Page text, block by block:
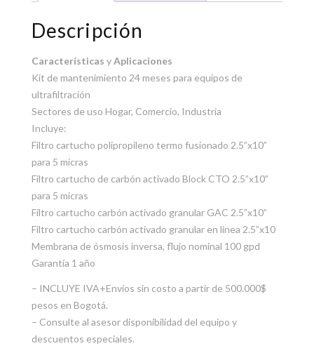
Descripción
Características yAplicaciones
Kit de mantenimiento 24 meses para equipos de
ultrafiltración
Sectores de uso Hogar, Comercio, Industria
Incluye:
Filtro cartucho polipropileno termo fusionado 2.5”x10”
para 5 micras
Filtro cartucho de carbón activado Block CTO 2.5”x10”
para 5 micras
Filtro cartucho carbón activado granular GAC 2.5”x10”
Filtro cartucho carbón activado granular en línea 2.5”x10
Membrana de ósmosis inversa, flujo nominal 100 gpd
Garantía 1 año
– INCLUYE IVA+Envíos sin costo a partir de 500.000$
pesos en Bogotá.
– Consulte al asesor disponibilidad del equipo y
descuentos especiales.